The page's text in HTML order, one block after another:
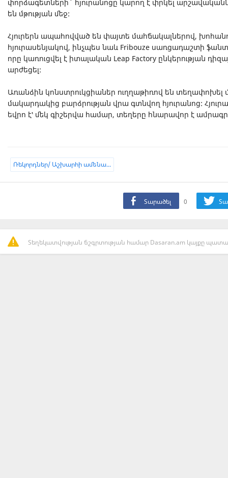
փորձագետների` հյուրանոցը կարող է փրկել
են մթության մեջ:
Հյուրերն ապահովված են փայտե մահճակալներով,
հյուրասենյակով, ինչպես նաև Fribouze սառցադաշտի
որը կառուցվել է իտալական Leap Factory ընկերության
արժեցել:
Առանձին կոնստրուկցիաներ ուղղաթիռով են
մակարդակից բարձրության վրա գտնվող հյուրանոց:
եվրո է՝ մեկ գիշերվա համար, տեղերը հնարավոր է
Ռեկորդներ/ Աշխարհի ամենա...
Տարածել 0
Տեղեկատվության ճշգրտության համար Dasaran.am կայքը